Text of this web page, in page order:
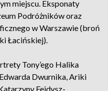
miejscu. Eksponaty
Podróżników oraz
w Warszawie (broń
Łacińskiej).
Tony’ego Halika
Dwurnika, Ariki
Fejdysz-